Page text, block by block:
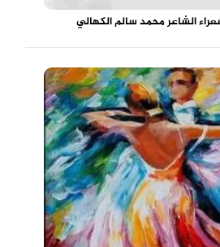
الشاعر محمد سالم الكهالي